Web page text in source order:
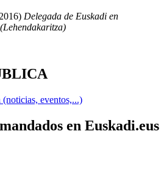
Delegada de Euskadi en
eventos,...)
en Euskadi.eus